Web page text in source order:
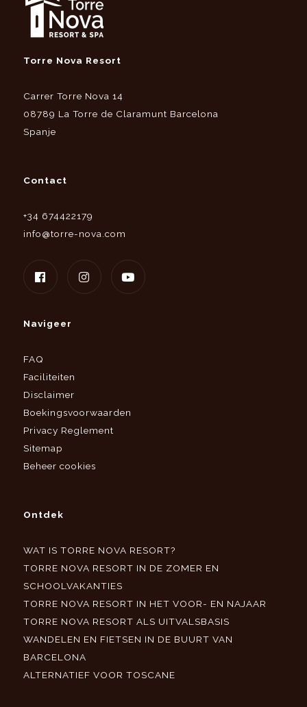
Torre Nova Resort
Carrer Torre Nova 14
08789 La Torre de Claramunt Barcelona
Spanje
Contact
+34 674422179
info@torre-nova.com
Navigeer
FAQ
Faciliteiten
Disclaimer
Boekingsvoorwaarden
Privacy Reglement
Sitemap
Beheer cookies
Ontdek
WAT IS TORRE NOVA RESORT?
TORRE NOVA RESORT IN DE ZOMER EN
SCHOOLVAKANTIES
TORRE NOVA RESORT IN HET VOOR- EN NAJAAR
TORRE NOVA RESORT ALS UITVALSBASIS
WANDELEN EN FIETSEN IN DE BUURT VAN
BARCELONA
ALTERNATIEF VOOR TOSCANE